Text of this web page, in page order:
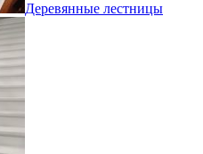
Деревянные лестницы